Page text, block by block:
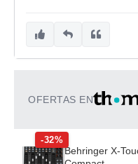
OFERTAS EN
-32%
Behringer X-